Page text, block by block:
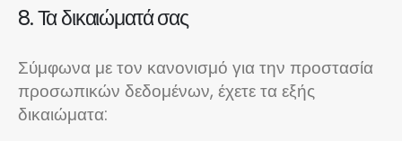
8. Τα δικαιώματά σας
Σύμφωνα με τον κανονισμό για την προστασία
προσωπικών δεδομένων, έχετε τα εξής
δικαιώματα: